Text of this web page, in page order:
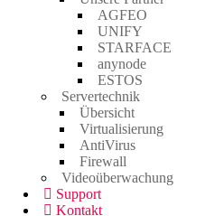
AGFEO
UNIFY
STARFACE
anynode
ESTOS
Servertechnik
Übersicht
Virtualisierung
AntiVirus
Firewall
Videoüberwachung
Support
Kontakt